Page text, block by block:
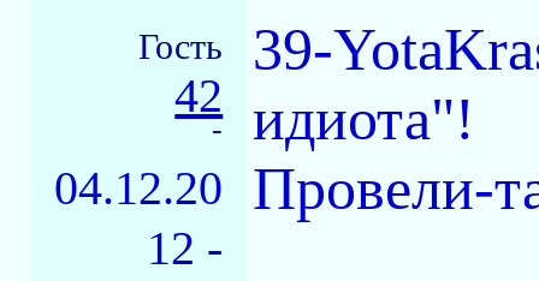
Гость
42
-
04.12.20
12 -
39-
идиота"!
Провели-